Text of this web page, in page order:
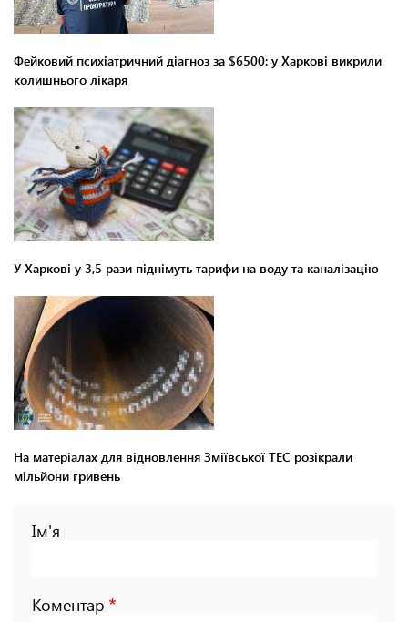
Фейковий психіатричний діагноз за $6500: у Харкові викрили
колишнього лікаря
У Харкові у 3,5 рази піднімуть тарифи на воду та каналізацію
На матеріалах для відновлення Зміївської ТЕС розікрали
мільйони гривень
Ім'я
Коментар